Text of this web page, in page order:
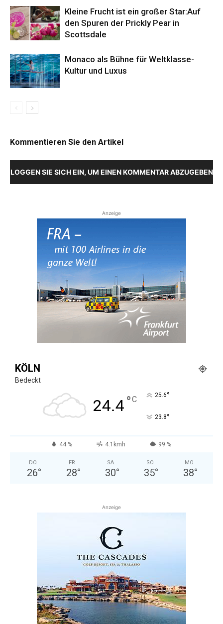
Kleine Frucht ist ein großer Star:Auf
den Spuren der Prickly Pear in
Scottsdale
Monaco als Bühne für Weltklasse-
Kultur und Luxus
Kommentieren Sie den Artikel
LOGGEN SIE SICH EIN, UM EINEN KOMMENTAR ABZUGEBEN
Anzeige
KÖLN
Bedeckt
24.4°C 25.6°
23.8°
44 % 4.1kmh 99 %
DO.
26°
FR.
28°
SA.
30°
SO.
35°
MO.
38°
Anzeige